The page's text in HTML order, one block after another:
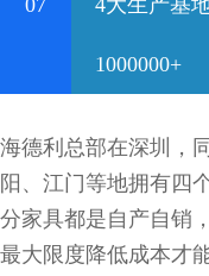
1000000+
海德利总部在深圳，
阳、江门等地拥有四
分家具都是自产自销
最大限度降低成本才